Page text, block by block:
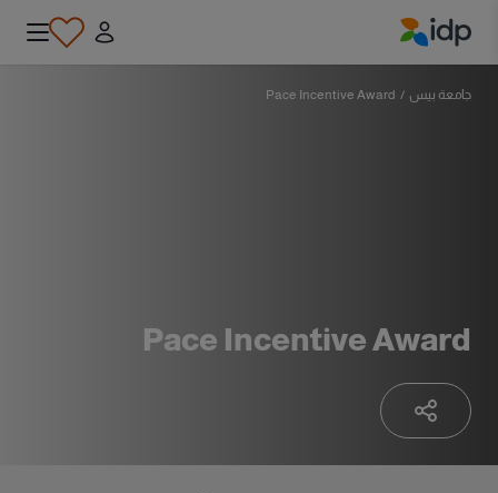
جامعة بيس /
Pace Incentive Award
Pace Incentive Award